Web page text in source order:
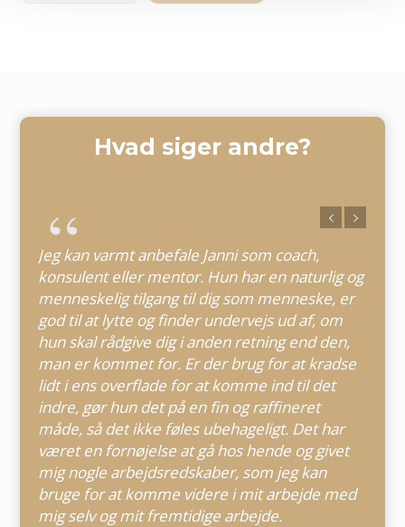
Hvad siger andre?
Jeg kan varmt anbefale Janni som coach,
konsulent eller mentor. Hun har en naturlig og
menneskelig tilgang til dig som menneske, er
god til at lytte og finder undervejs ud af, om
hun skal rådgive dig i anden retning end den,
man er kommet for. Er der brug for at kradse
lidt i ens overflade for at komme ind til det
indre, gør hun det på en fin og raffineret
måde, så det ikke føles ubehageligt. Det har
været en fornøjelse at gå hos hende og givet
mig nogle arbejdsredskaber, som jeg kan
bruge for at komme videre i mit arbejde med
mig selv og mit fremtidige arbejde.